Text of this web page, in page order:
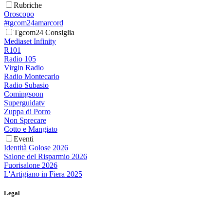
Rubriche
Oroscopo
#tgcom24amarcord
Tgcom24 Consiglia
Mediaset Infinity
R101
Radio 105
Virgin Radio
Radio Montecarlo
Radio Subasio
Comingsoon
Superguidatv
Zuppa di Porro
Non Sprecare
Cotto e Mangiato
Eventi
Identità Golose 2026
Salone del Risparmio 2026
Fuorisalone 2026
L'Artigiano in Fiera 2025
Legal